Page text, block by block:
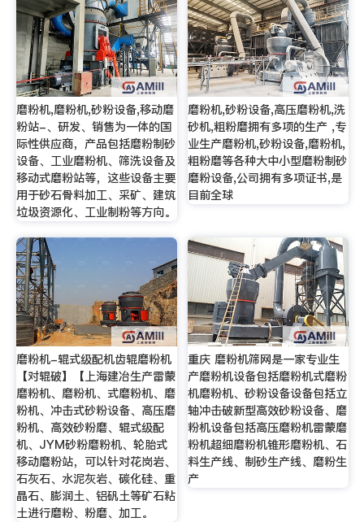
磨粉机,磨粉机,砂粉设备,移动磨
粉站-、研发、销售为一体的国
际性供应商，产品包括磨粉制砂
设备、工业磨粉机、筛洗设备及
移动式磨粉站等，这些设备主要
用于砂石骨料加工、采矿、建筑
垃圾资源化、工业制粉等方向。
磨粉机,砂粉设备,高压磨粉机,洗
砂机,粗粉磨拥有多项的生产 ,专
业生产磨粉机,砂粉设备,磨粉机,
粗粉磨等各种大中小型磨粉制砂
磨粉设备,公司拥有多项证书,是
目前全球
磨粉机-辊式级配机齿辊磨粉机
【对辊破】【上海建冶生产雷蒙
磨粉机、磨粉机、式磨粉机、磨
粉机、冲击式砂粉设备、高压磨
粉机、高效砂粉磨、辊式级配
机、JYM砂粉磨粉机、轮胎式
移动磨粉站，可以针对花岗岩、
石灰石、水泥灰岩、碳化硅、重
晶石、膨润土、铝矾土等矿石粘
土进行磨粉、粉磨、加工。
重庆 磨粉机筛网是一家专业生
产磨粉机设备包括磨粉机式磨粉
机磨粉机、砂粉设备设备包括立
轴冲击破新型高效砂粉设备、磨
粉机设备包括高压磨粉机雷蒙磨
粉机超细磨粉机锥形磨粉机、石
料生产线、制砂生产线、磨粉生
产